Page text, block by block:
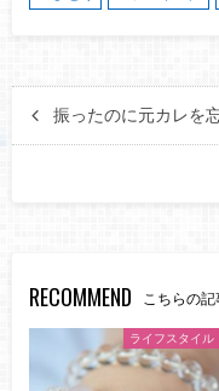
振ったのに元カレを
RECOMMEND こちらの記
ライフスタイル